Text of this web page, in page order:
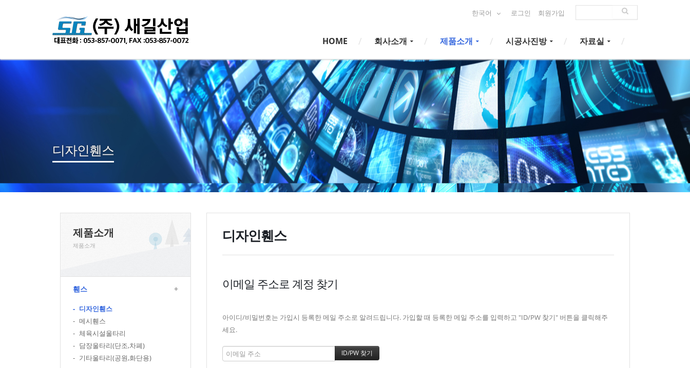
한국어 로그인 회원가입
HOME 회사소개 제품소개 시공사진방 자료실
디자인휀스
제품소개
제품소개
휀스 +
- 디자인휀스
- 메시휀스
- 체육시설울타리
- 담장울타리(단조,차폐)
- 기타울타리(공원,화단용)
디자인휀스
이메일 주소로 계정 찾기
아이디/비밀번호는 가입시 등록한 메일 주소로 알려드립니다. 가입할 때 등록한 메일 주소를 입력하고 "ID/PW 찾기" 버튼을 클릭해주
세요.